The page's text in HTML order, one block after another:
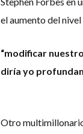
el aumento del
“modificar
diría yo
Otro